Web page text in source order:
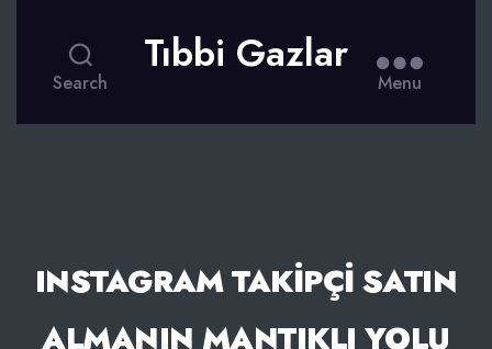
Search
Tıbbi Gazlar
Menu
INSTAGRAM TAKIPÇI SATIN
ALMANIN MANTIKLI YOLU